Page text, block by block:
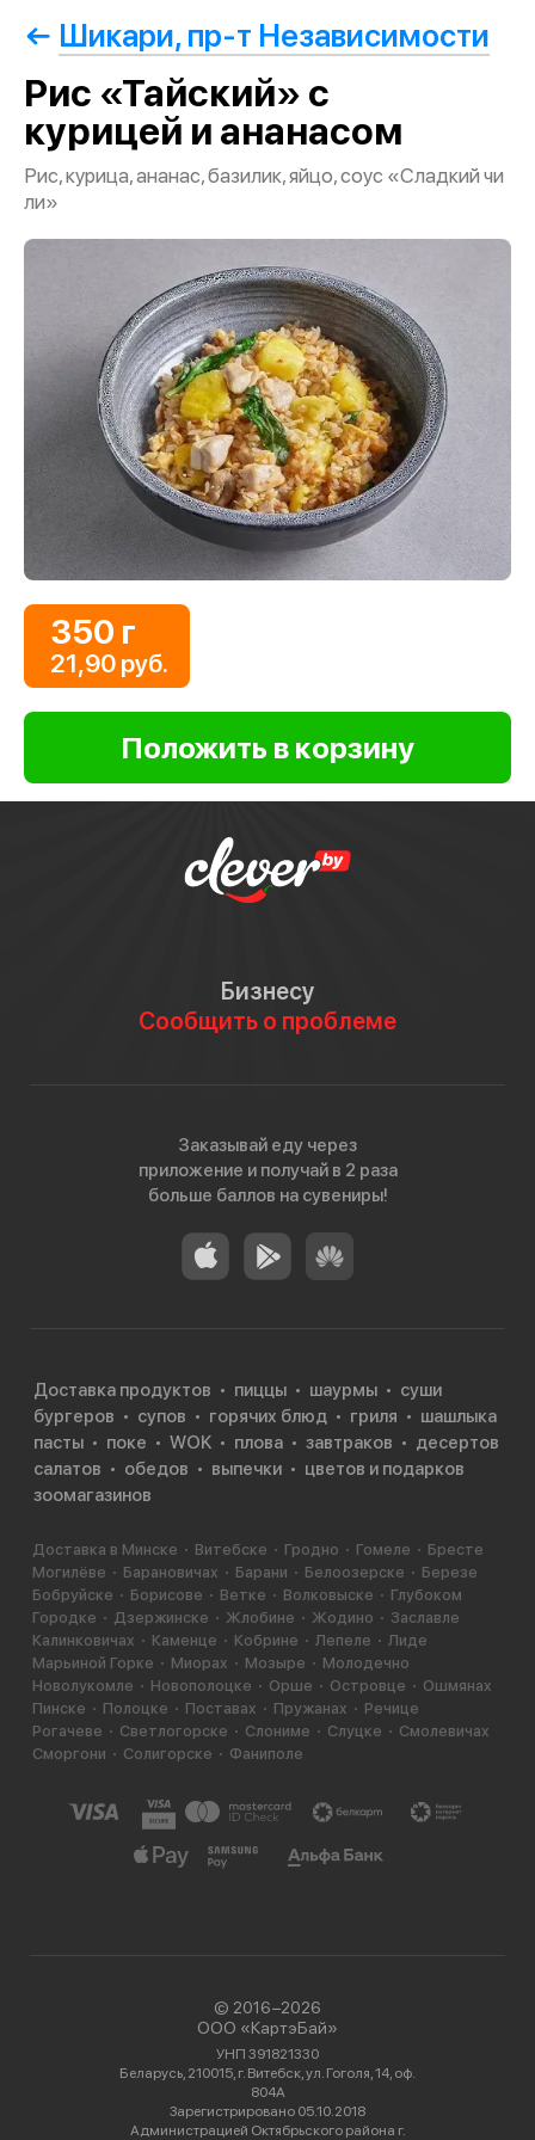
Шикари, пр-т Независимости
Рис «Тайский» с
курицей и ананасом
Рис, курица, ананас, базилик, яйцо, соус «Сладкий чи
ли»
350 г
21,90 руб.
Бизнесу
Сообщить о проблеме
Заказывай еду через
приложение и получай в 2 раза
больше баллов на сувениры!
Доставка продуктов пиццы шаурмы
суши
бургеров
супов горячих блюд гриля
шашлыка
пасты
поке WOK плова завтраков
десертов
салатов
обедов выпечки
цветов и подарков
зоомагазинов
Доставка в Минске Витебске Гродно Гомеле
Бресте
Могилёве
Барановичах Барани Белоозерске
Березе
Бобруйске
Борисове Ветке Волковыске
Глубоком
Городке
Дзержинске Жлобине Жодино
Заславле
Калинковичах
Каменце Кобрине Лепеле
Лиде
Марьиной Горке
Миорах Мозыре
Молодечно
Новолукомле
Новополоцке Орше Островце
Ошмянах
Пинске
Полоцке Поставах Пружанах
Речице
Рогачеве
Светлогорске Слониме Слуцке
Смолевичах
Сморгони
Солигорске Фаниполе
© 2016−2026
ООО «КартэБай»
УНП 391821330
Беларусь, 210015, г. Витебск, ул. Гоголя, 14, оф.
804А
Зарегистрировано 05.10.2018
Администрацией Октябрьского района г.